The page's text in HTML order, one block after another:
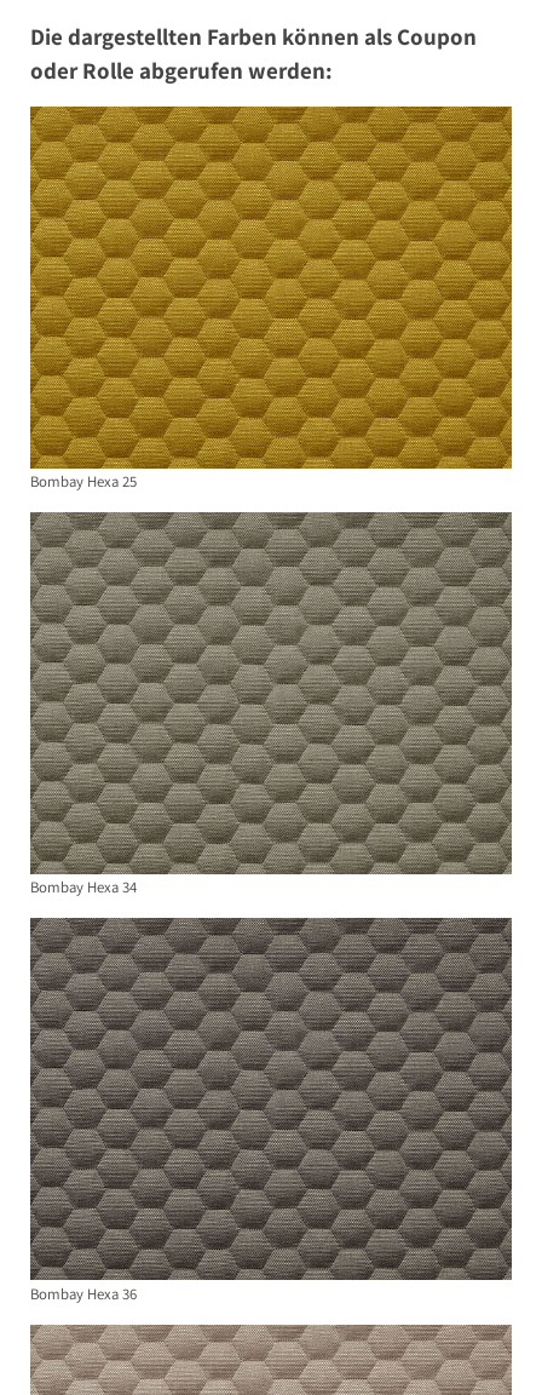
Bombay Hexa 25
Bombay Hexa 34
Bombay Hexa 36
Die dargestellten Farben können als Coupon
oder Rolle abgerufen werden: